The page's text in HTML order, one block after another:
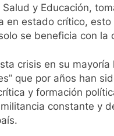
y Educación,
en estado crítico,
se beneficia con la
crisis en su
que por años han
y formación
constante y